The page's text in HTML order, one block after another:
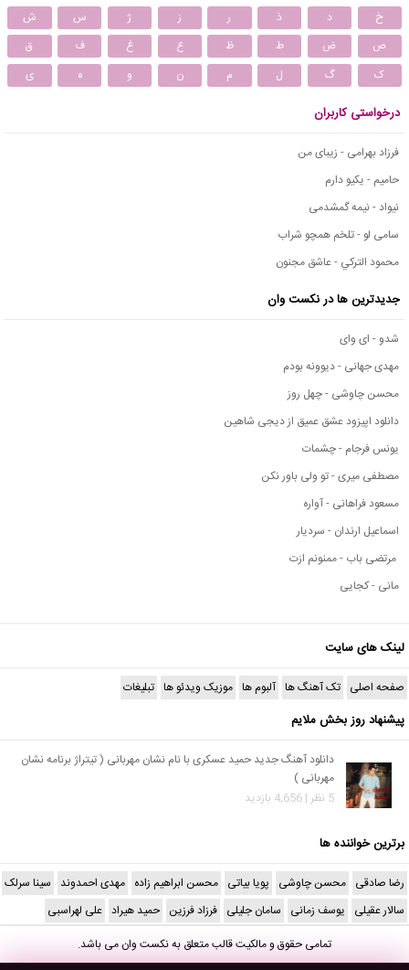
خ
د ذ ر ز ژ س
ش
ص
ض ط ظ ع غ ف
ق
ک
گ ل م ن و ه ی
درخواستی کاربران
فرزاد بهرامی - زیبای من
حامیم - یکیو دارم
نیواد - نیمه گمشدمی
سامی لو - تلخم همچو شراب
محمود التركي - عاشق مجنون
جدیدترین ها در نکست وان
شدو - ای وای
مهدی جهانی - دیوونه بودم
محسن چاوشی - چهل روز
دانلود اپیزود عشق عمیق از دیجی شاهین
یونس فرجام - چشمات
مصطفی میری - تو ولی باور نکن
مسعود فراهانی - آواره
اسماعیل ارندان - سردیار
مرتضی باب - ممنونم ازت
مانی - کجایی
لینک های سایت
صفحه اصلی تک آهنگ ها آلبوم ها موزیک ویدئو ها تبلیغات
پیشنهاد روز بخش ملایم
دانلود آهنگ جدید حمید عسکری با نام نشان مهربانی ( تیتراژ برنامه نشان
مهربانی )
5 نظر | 4,656 بازدید
برترین خواننده ها
رضا صادقی محسن چاوشی پویا بیاتی محسن ابراهیم زاده مهدی احمدوند سینا سرلک
سالار عقیلی یوسف زمانی سامان جلیلی فرزاد فرزین حمید هیراد علی لهراسبی
تمامی حقوق و مالکیت قالب متعلق بهنکست وانمی باشد.